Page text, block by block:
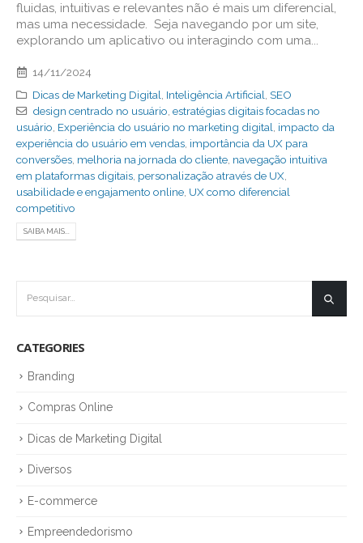
fluidas, intuitivas e relevantes não é mais um diferencial,
mas uma necessidade. Seja navegando por um site,
explorando um aplicativo ou interagindo com uma...
14/11/2024
Dicas de Marketing Digital Inteligência Artificial SEO
design centrado no usuário estratégias digitais focadas no
usuário Experiência do usuário no marketing digital impacto da
experiência do usuário em vendas importância da UX para
conversões melhoria na jornada do cliente navegação intuitiva
em plataformas digitais personalização através de UX
usabilidade e engajamento online UX como diferencial
competitivo
SAIBA MAIS...
CATEGORIES
Branding
Compras Online
Dicas de Marketing Digital
Diversos
E-commerce
Empreendedorismo